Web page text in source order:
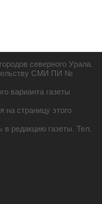
северного Урала.
СМИ ПИ №
варианта газеты
на страницу этого
редакцию газеты. Тел.